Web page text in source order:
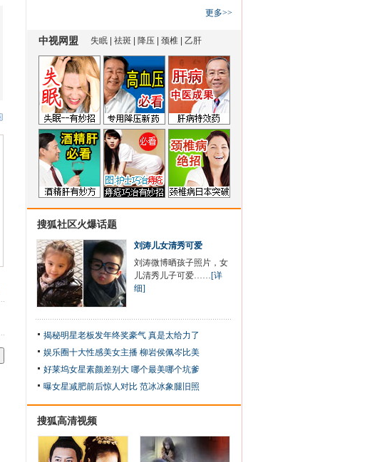
更多>>
搜狐社区火爆话题
刘涛儿女清秀可爱
刘涛微博晒孩子照片，女
儿清秀儿子可爱……[详
细]
揭秘明星老板发年终奖豪气 真是太给力了
娱乐圈十大性感美女主播 柳岩侯佩岑比美
好莱坞女星素颜差别大 哪个最美哪个坑爹
曝女星减肥前后惊人对比 范冰冰象腿旧照
搜狐高清视频